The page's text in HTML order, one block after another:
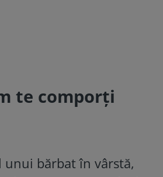
te comporți
unui bărbat în vârstă,